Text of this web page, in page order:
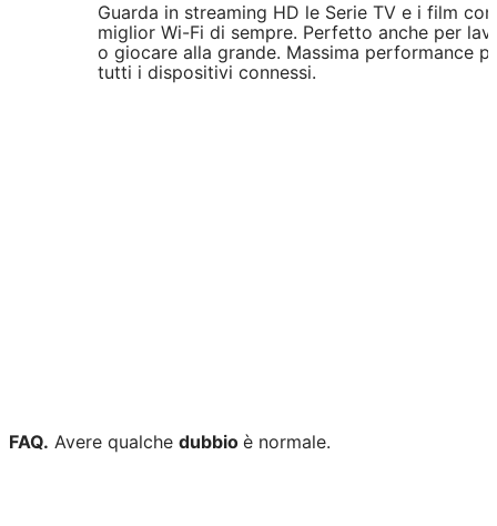
Guarda in streaming HD le Serie TV e i film
miglior Wi-Fi di sempre. Perfetto anche per
o giocare alla grande. Massima performance
tutti i dispositivi connessi.
FAQ. Avere qualche dubbio è normale.